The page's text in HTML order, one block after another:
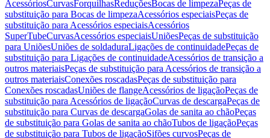
AcessóriosCurvasForquilhasReduçõesBocas de limpezaPeças de
substituição para Bocas de limpezaAcessórios especiaisPeças de
substituição para Acessórios especiaisAcessórios
SuperTubeCurvasAcessórios especiaisUniõesPeças de substituição
para UniõesUniões de soldaduraLigações de continuidadePeças de
substituição para Ligações de continuidadeAcessórios de transição a
outros materiaisPeças de substituição para Acessórios de transição a
outros materiaisConexões roscadasPeças de substituição para
Conexões roscadasUniões de flangeAcessórios de ligaçãoPeças de
substituição para Acessórios de ligaçãoCurvas de descargaPeças de
substituição para Curvas de descargaGolas de sanita ao chãoPeças
de substituição para Golas de sanita ao chãoTubos de ligaçãoPeças
de substituição para Tubos de ligaçãoSifões curvosPeças de